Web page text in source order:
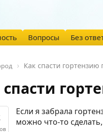
Вопросы Без
Как спасти
спасти
Если я забрала
можно что-то